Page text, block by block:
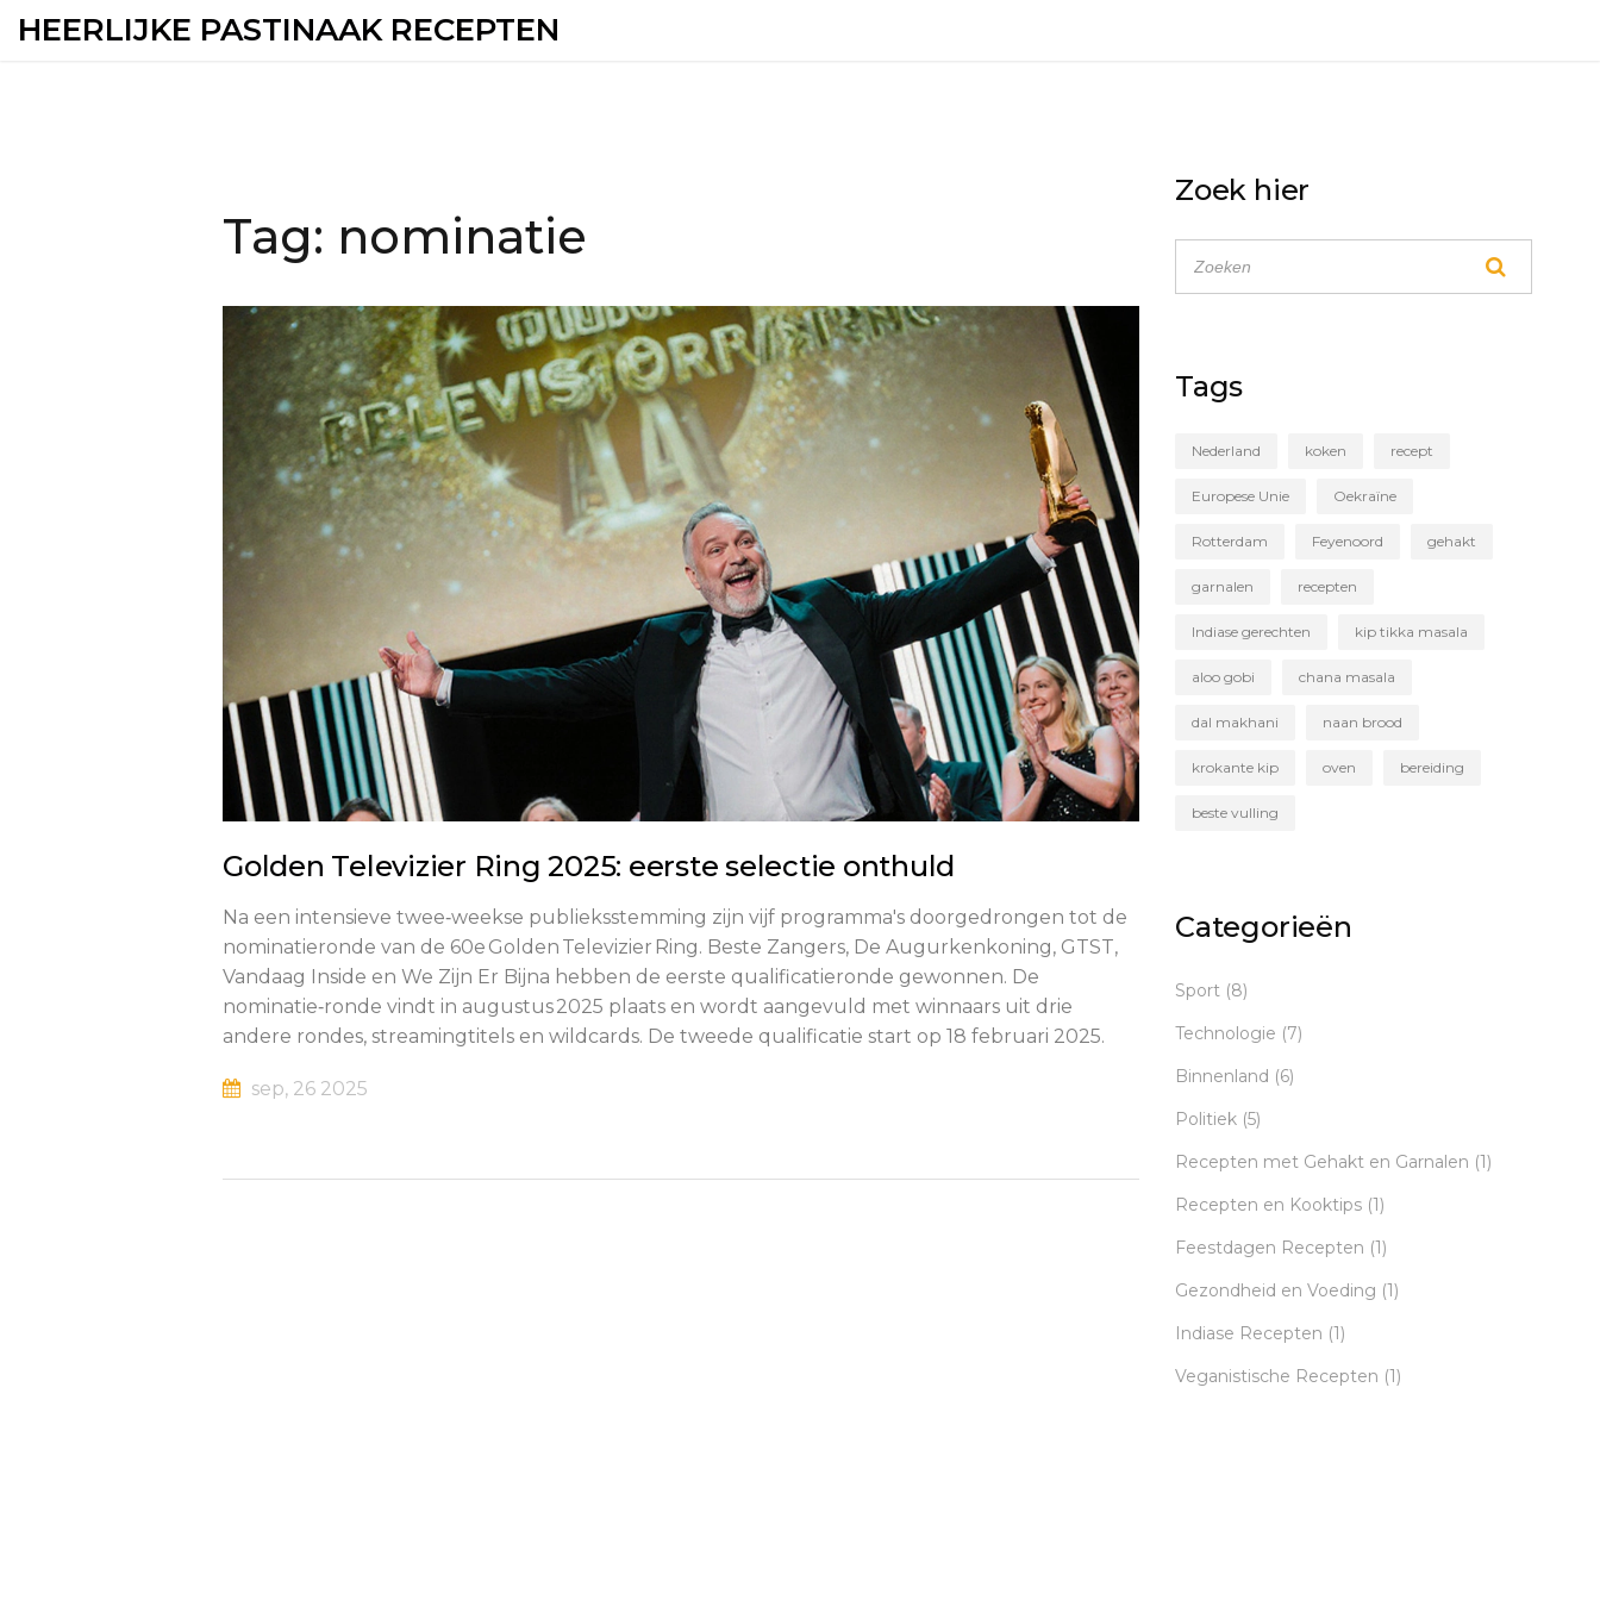
HEERLIJKE PASTINAAK RECEPTEN
Tag: nominatie
Golden Televizier Ring 2025: eerste selectie onthuld
Na een intensieve twee‑weekse publieksstemming zijn vijf programma's doorgedrongen tot de
nominatieronde van de 60e Golden Televizier Ring. Beste Zangers, De Augurkenkoning, GTST,
Vandaag Inside en We Zijn Er Bijna hebben de eerste qualificatieronde gewonnen. De
nominatie‑ronde vindt in augustus 2025 plaats en wordt aangevuld met winnaars uit drie
andere rondes, streamingtitels en wildcards. De tweede qualificatie start op 18 februari 2025.
sep, 26 2025
Zoek hier
Tags
Nederland koken recept
Europese Unie Oekraïne
Rotterdam Feyenoord gehakt
garnalen recepten
Indiase gerechten kip tikka masala
aloo gobi chana masala
dal makhani naan brood
krokante kip oven bereiding
beste vulling
Categorieën
Sport (8)
Technologie (7)
Binnenland (6)
Politiek (5)
Recepten met Gehakt en Garnalen (1)
Recepten en Kooktips (1)
Feestdagen Recepten (1)
Gezondheid en Voeding (1)
Indiase Recepten (1)
Veganistische Recepten (1)